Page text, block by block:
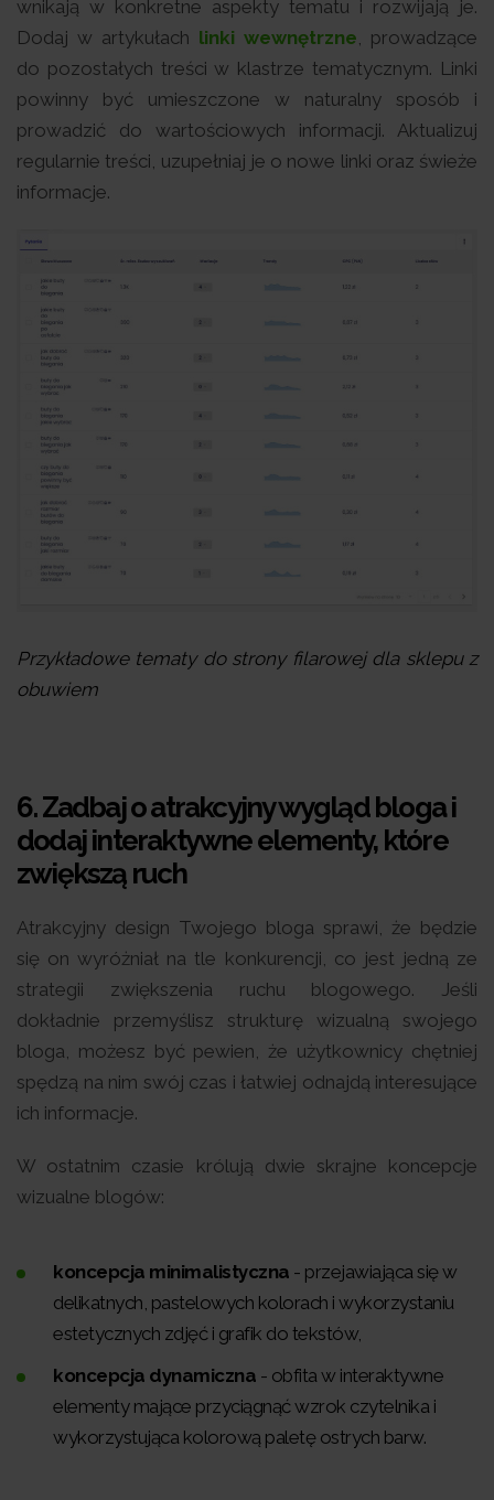
wnikają w konkretne aspekty tematu i rozwijają je.
Dodaj w artykułach linki wewnętrzne, prowadzące
do pozostałych treści w klastrze tematycznym. Linki
powinny być umieszczone w naturalny sposób i
prowadzić do wartościowych informacji. Aktualizuj
regularnie treści, uzupełniaj je o nowe linki oraz świeże
informacje.
Przykładowe tematy do strony filarowej dla sklepu z
obuwiem
6. Zadbaj o atrakcyjny wygląd bloga i
dodaj interaktywne elementy, które
zwiększą ruch
Atrakcyjny design Twojego bloga sprawi, że będzie
się on wyróżniał na tle konkurencji, co jest jedną ze
strategii zwiększenia ruchu blogowego. Jeśli
dokładnie przemyślisz strukturę wizualną swojego
bloga, możesz być pewien, że użytkownicy chętniej
spędzą na nim swój czas i łatwiej odnajdą interesujące
ich informacje.
W ostatnim czasie królują dwie skrajne koncepcje
wizualne blogów:
koncepcja minimalistyczna - przejawiająca się w
delikatnych, pastelowych kolorach i wykorzystaniu
estetycznych zdjęć i grafik do tekstów,
koncepcja dynamiczna - obfita w interaktywne
elementy mające przyciągnąć wzrok czytelnika i
wykorzystująca kolorową paletę ostrych barw.